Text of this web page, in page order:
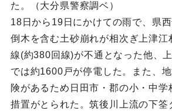
た。（大分県警察調ベ）
18日から19日にかけての雨で、県
倒木を含む土砂崩れが相次ぎ上津江
線(約380回線)が不通となった他、
では約1600戸が停電した。また、
険があるため日田市・郡の小・中
措置がとられた。筑後川上流の下筌